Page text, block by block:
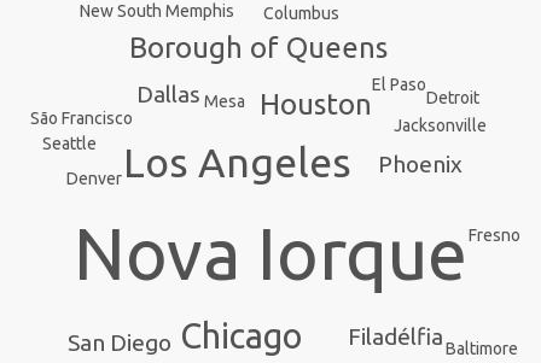
Nova Iorque
Los Angeles
Chicago
Houston
Borough of Queens
Filadélfia
Phoenix
San Diego
Dallas
Jacksonville
São Francisco
Columbus
Seattle
Denver
El Paso
Detroit
New South Memphis
Baltimore
Fresno
Mesa